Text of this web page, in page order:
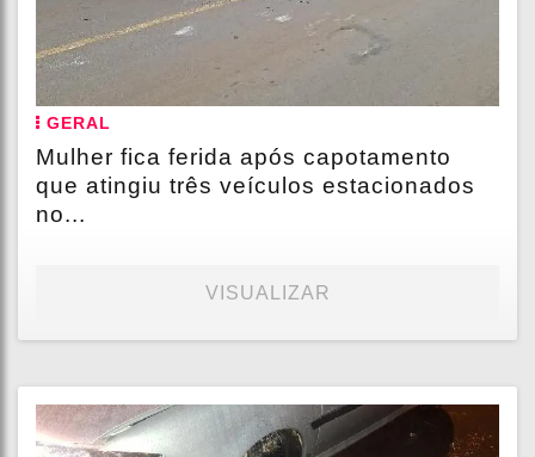
GERAL
Mulher fica ferida após capotamento
que atingiu três veículos estacionados
no...
VISUALIZAR